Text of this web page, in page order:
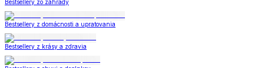
Bestsellery zo záhrady
Bestsellery z domácnosti a upratovania
Bestsellery z krásy a zdravia